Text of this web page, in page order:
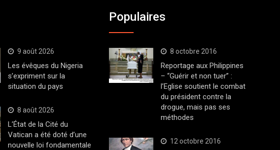
9 août 2026
Les évêques du Nigeria
s’expriment sur la
situation du pays
8 août 2026
L’État de la Cité du
Vatican a été doté d’une
nouvelle loi fondamentale
Populaires
8 octobre 2016
Reportage aux Philippines
– “Guérir et non tuer” :
l’Eglise soutient le combat
du président contre la
drogue, mais pas ses
méthodes
12 octobre 2016